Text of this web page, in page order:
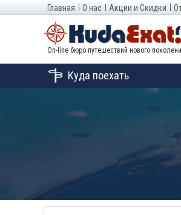
Главная О нас Акции и Скидки
On-line бюро путешествий нового
Куда поехать